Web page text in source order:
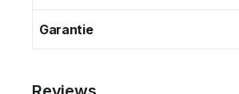
Garantie